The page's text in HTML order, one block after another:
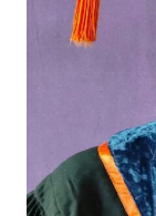
KONTAK
KAMI